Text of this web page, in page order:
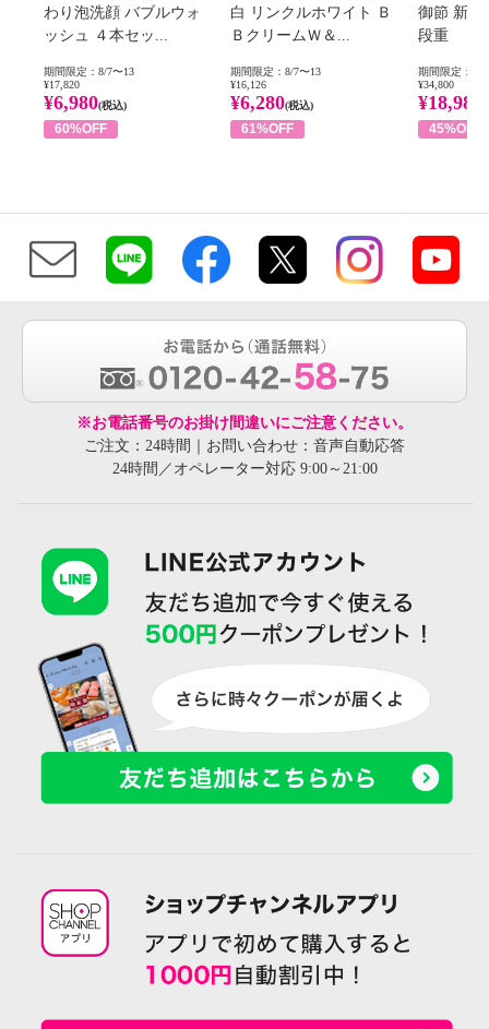
わり泡洗顔 バブルウォ
ッシュ ４本セッ...
期間限定：8/7〜13
¥17,820
¥6,980(税込)
60%OFF
白 リンクルホワイト Ｂ
ＢクリームＷ＆...
期間限定：8/7〜13
¥16,126
¥6,280(税込)
61%OFF
御節 新春
段重
期間限定：8/1
¥34,800
¥18,980
45%OFF
※お電話番号のお掛け間違いにご注意ください。
ご注文：24時間｜お問い合わせ：音声自動応答
24時間／オペレーター対応 9:00～21:00